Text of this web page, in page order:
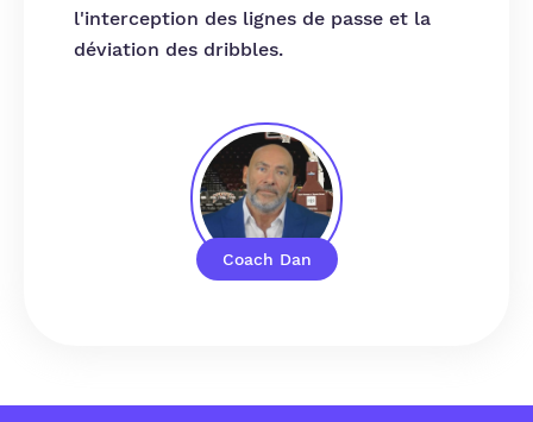
Coach Dan
l'interception des lignes de passe et la
déviation des dribbles.